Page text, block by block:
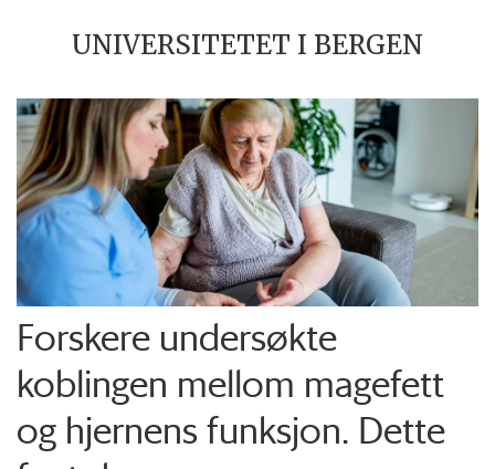
UNIVERSITETET I BERGEN
Forskere undersøkte
koblingen mellom magefett
og hjernens funksjon. Dette